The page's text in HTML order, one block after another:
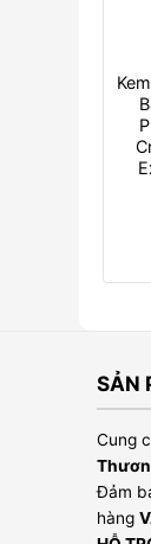
SẢN
Cung
Đảm
hàng